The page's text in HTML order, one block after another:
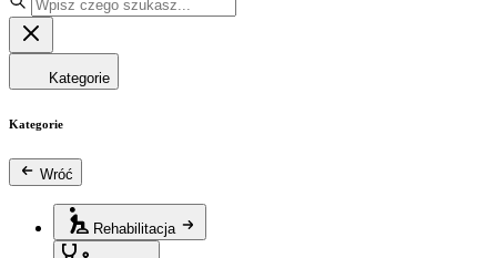
Kategorie
Kategorie
Wróć
Rehabilitacja